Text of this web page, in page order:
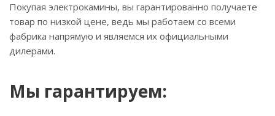
Покупая электрокамины, вы гарантированно получаете
товар по низкой цене, ведь мы работаем со всеми
фабрика напрямую и являемся их официальными
дилерами.
Мы гарантируем: